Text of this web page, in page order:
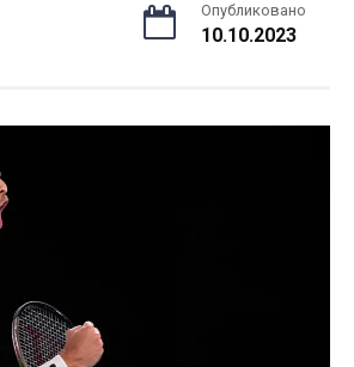
Опубликовано
10.10.2023